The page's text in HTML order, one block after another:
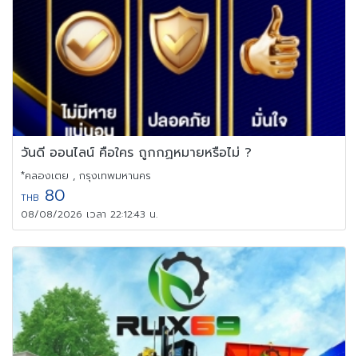
วันดี ออนไลน์ คือใคร ถูกกฏหมายหรือไม่ ?
*คลองเตย , กรุงเทพมหานคร
THB 80
08/08/2026 เวลา 22:12:43 น.